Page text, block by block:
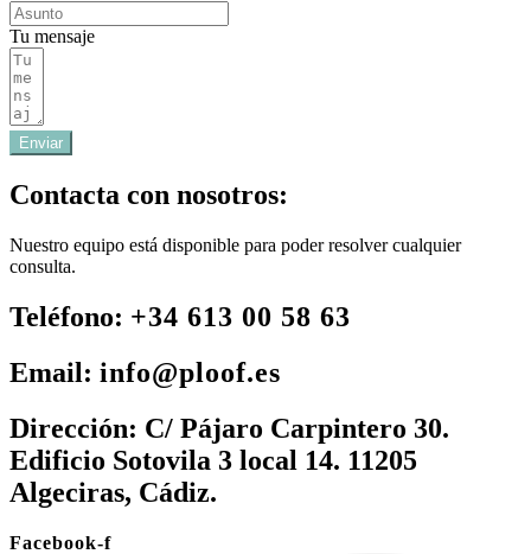
Tu mensaje
Enviar
Contacta con nosotros:
Nuestro equipo está disponible para poder resolver cualquier
consulta.
Teléfono: +34 613 00 58 63
Email: info@ploof.es
Dirección: C/ Pájaro Carpintero 30.
Edificio Sotovila 3 local 14. 11205
Algeciras, Cádiz.
Facebook-f